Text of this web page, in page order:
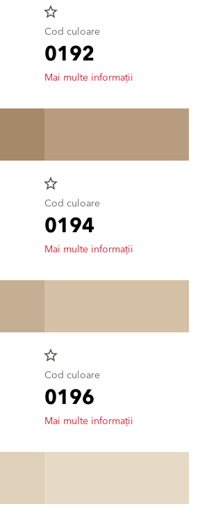
star_border
Cod culoare
0192
Mai multe informații
star_border
Cod culoare
0194
Mai multe informații
star_border
Cod culoare
0196
Mai multe informații